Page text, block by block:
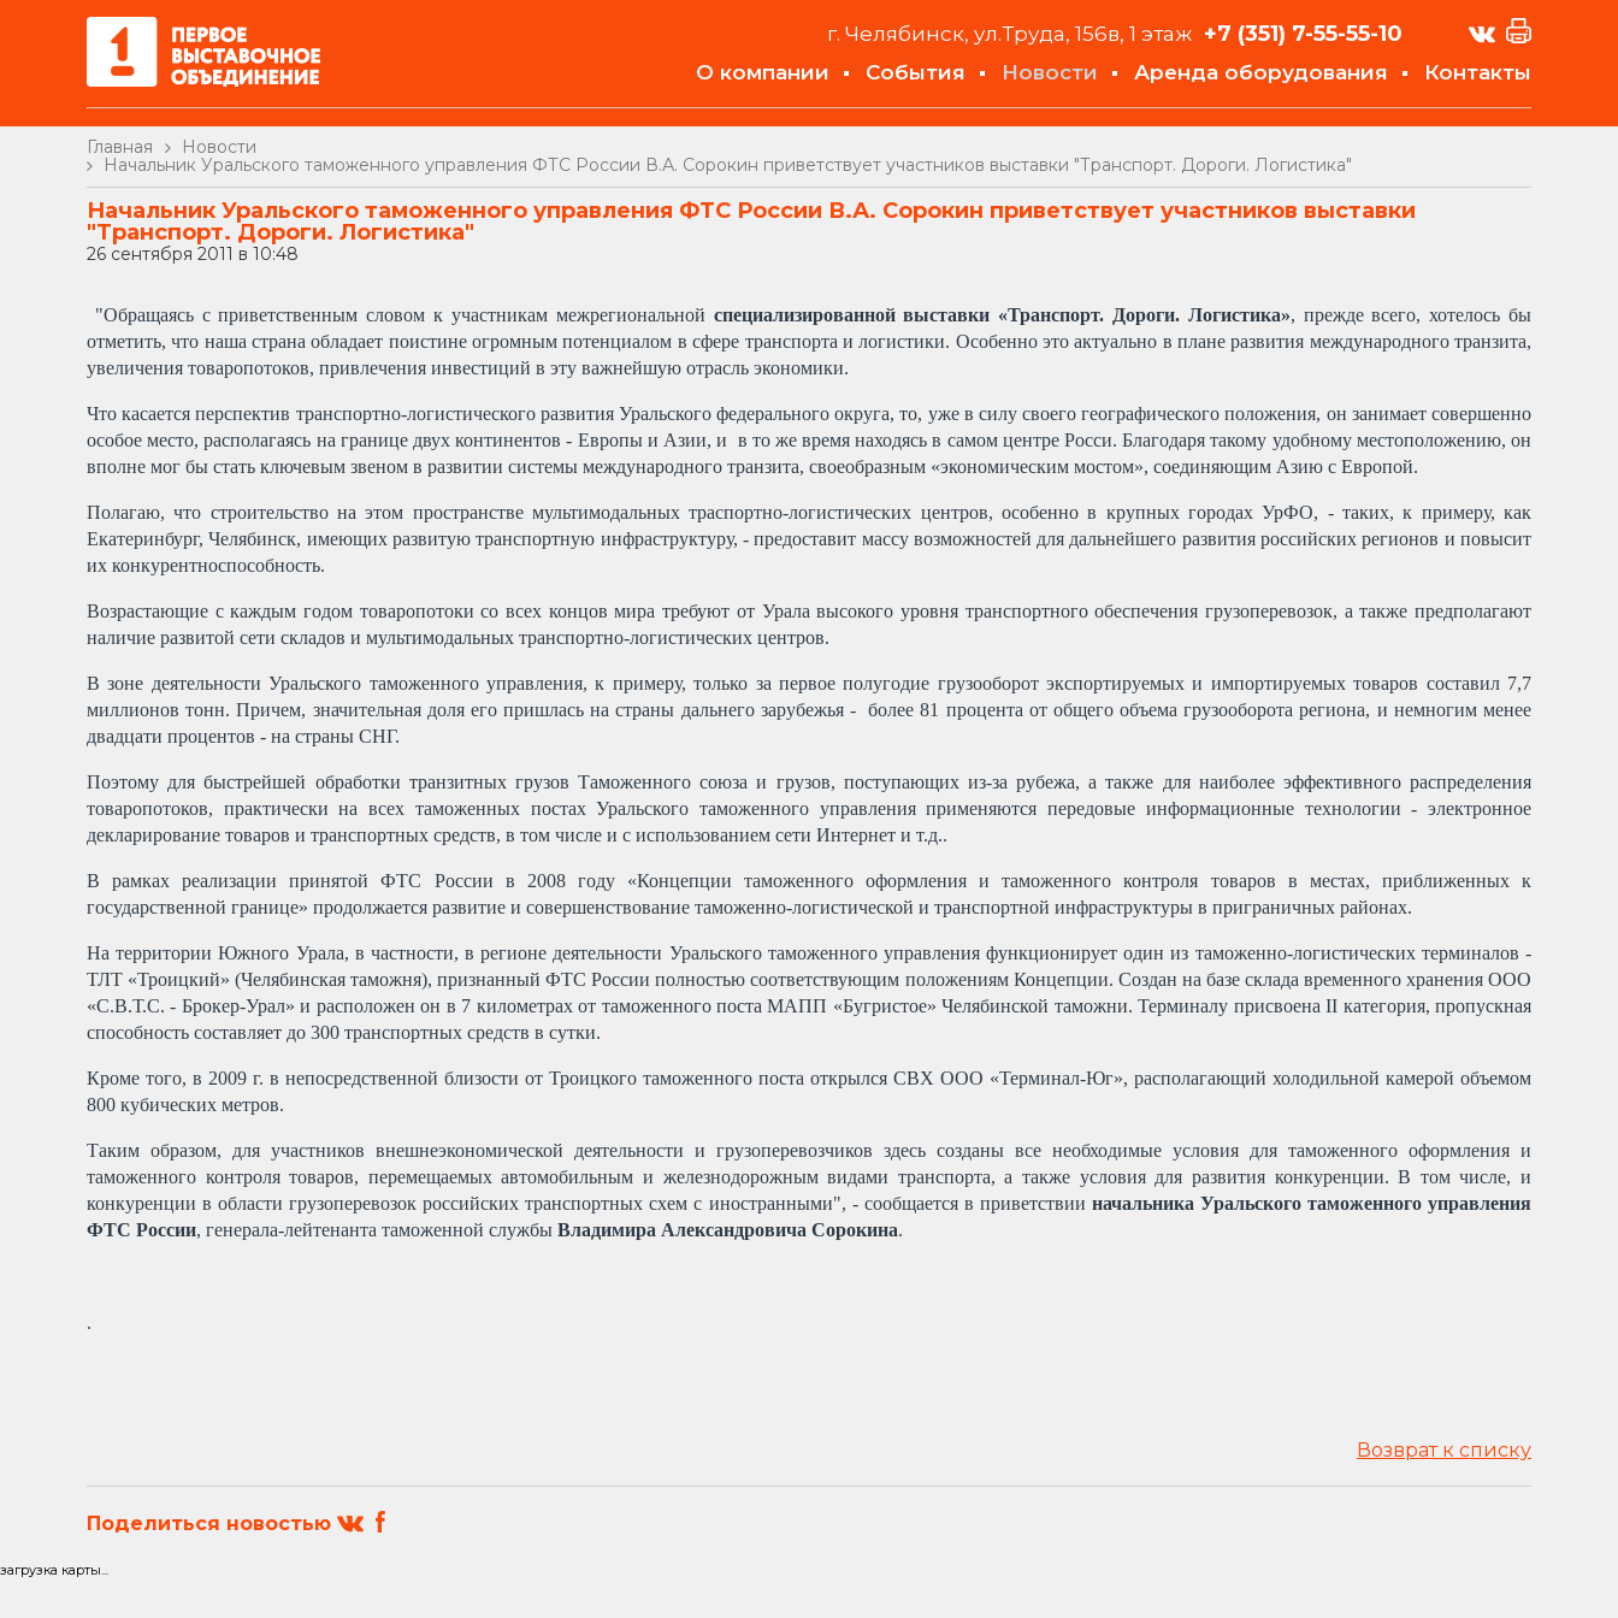
г. Челябинск, ул.Труда, 156в, 1 этаж +7 (351) 7-55-55-10
О компании События Новости Аренда оборудования Контакты
Главная
Новости
Начальник Уральского таможенного управления ФТС России В.А. Сорокин приветствует участников выставки "Транспорт. Дороги. Логистика"
Начальник Уральского таможенного управления ФТС России В.А. Сорокин приветствует участников выставки
"Транспорт. Дороги. Логистика"
26 сентября 2011 в 10:48
"Обращаясь с приветственным словом к участникам межрегиональной специализированной выставки «Транспорт. Дороги. Логистика», прежде всего, хотелось бы
отметить, что наша страна обладает поистине огромным потенциалом в сфере транспорта и логистики. Особенно это актуально в плане развития международного транзита,
увеличения товаропотоков, привлечения инвестиций в эту важнейшую отрасль экономики.
Что касается перспектив транспортно-логистического развития Уральского федерального округа, то, уже в силу своего географического положения, он занимает совершенно
особое место, располагаясь на границе двух континентов - Европы и Азии, и в то же время находясь в самом центре Росси. Благодаря такому удобному местоположению, он
вполне мог бы стать ключевым звеном в развитии системы международного транзита, своеобразным «экономическим мостом», соединяющим Азию с Европой.
Полагаю, что строительство на этом пространстве мультимодальных траспортно-логистических центров, особенно в крупных городах УрФО, - таких, к примеру, как
Екатеринбург, Челябинск, имеющих развитую транспортную инфраструктуру, - предоставит массу возможностей для дальнейшего развития российских регионов и повысит
их конкурентноспособность.
Возрастающие с каждым годом товаропотоки со всех концов мира требуют от Урала высокого уровня транспортного обеспечения грузоперевозок, а также предполагают
наличие развитой сети складов и мультимодальных транспортно-логистических центров.
В зоне деятельности Уральского таможенного управления, к примеру, только за первое полугодие грузооборот экспортируемых и импортируемых товаров составил 7,7
миллионов тонн. Причем, значительная доля его пришлась на страны дальнего зарубежья - более 81 процента от общего объема грузооборота региона, и немногим менее
двадцати процентов - на страны СНГ.
Поэтому для быстрейшей обработки транзитных грузов Таможенного союза и грузов, поступающих из-за рубежа, а также для наиболее эффективного распределения
товаропотоков, практически на всех таможенных постах Уральского таможенного управления применяются передовые информационные технологии - электронное
декларирование товаров и транспортных средств, в том числе и с использованием сети Интернет и т.д..
В рамках реализации принятой ФТС России в 2008 году «Концепции таможенного оформления и таможенного контроля товаров в местах, приближенных к
государственной границе» продолжается развитие и совершенствование таможенно-логистической и транспортной инфраструктуры в приграничных районах.
На территории Южного Урала, в частности, в регионе деятельности Уральского таможенного управления функционирует один из таможенно-логистических терминалов -
ТЛТ «Троицкий» (Челябинская таможня), признанный ФТС России полностью соответствующим положениям Концепции. Создан на базе склада временного хранения ООО
«С.В.Т.С. - Брокер-Урал» и расположен он в 7 километрах от таможенного поста МАПП «Бугристое» Челябинской таможни. Терминалу присвоена II категория, пропускная
способность составляет до 300 транспортных средств в сутки.
Кроме того, в 2009 г. в непосредственной близости от Троицкого таможенного поста открылся СВХ ООО «Терминал-Юг», располагающий холодильной камерой объемом
800 кубических метров.
Таким образом, для участников внешнеэкономической деятельности и грузоперевозчиков здесь созданы все необходимые условия для таможенного оформления и
таможенного контроля товаров, перемещаемых автомобильным и железнодорожным видами транспорта, а также условия для развития конкуренции. В том числе, и
конкуренции в области грузоперевозок российских транспортных схем с иностранными", - сообщается в приветствии начальника Уральского таможенного управления
ФТС России, генерала-лейтенанта таможенной службы Владимира Александровича Сорокина.
.
Возврат к списку
Поделиться новостью
загрузка карты...